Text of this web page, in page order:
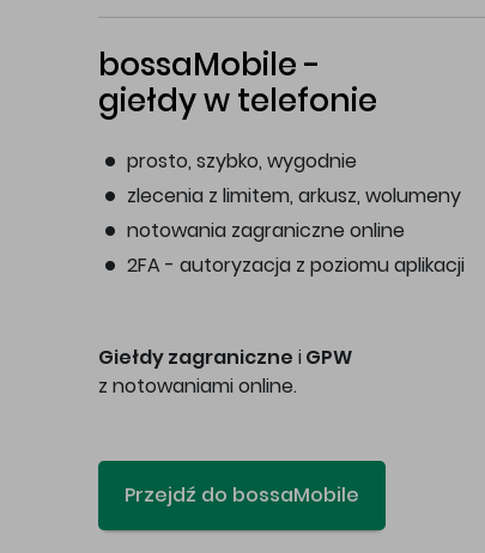
bossaMobile -
giełdy w telefonie
prosto, szybko, wygodnie
zlecenia z limitem, arkusz, wolumeny
notowania zagraniczne online
2FA - autoryzacja z poziomu aplikacji
Giełdy zagraniczne i GPW
z notowaniami online.
Przejdź do bossaMobile